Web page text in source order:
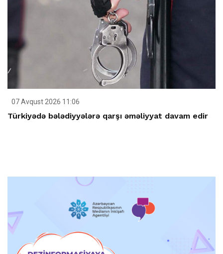
07 Avqust 2026 11:06
Türkiyədə bələdiyyələrə qarşı əməliyyat davam edir